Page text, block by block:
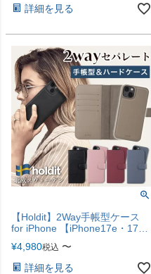
詳細を見る
【Holdit】2Way手帳型ケース
for iPhone 【iPhone17e・17シ
¥4,980税込 〜
詳細を見る